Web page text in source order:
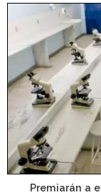
Premiarán a